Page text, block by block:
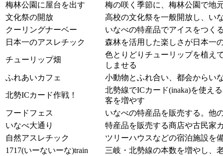
梅林公園に屋台を出す
梅の咲く季節に、梅林公園で地
文化祭の開放
高校の文化祭を一般開放し、い
クーリングナーベー
いなべの特産品でアイスをつく
日本一のアスレチック
森林を活用した楽しさが日本一
チューリップ畑
色とりどりチューリップを植え
しませる
ふれあいカフェ
小動物とふれ合い、都会からい
北勢ICカード作戦！
北勢線でICカード(inaka)を使え
客を増やす
フードフェス
いなべの特産品を販売する。他
いなべ大通り
特産品を販売する商店や古民家
自然アスレチック
ツリーハウスなどの宿泊施設を
1717(いーないーな)train
三岐・北勢線の本数を増やし、